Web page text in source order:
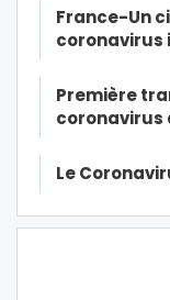
France-Un
coronavirus
Première
coronavirus
Le